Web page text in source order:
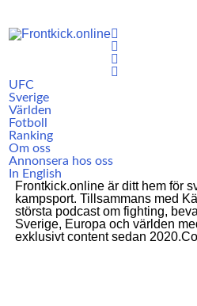
UFC
Sverige
Världen
Fotboll
Ranking
Om oss
Annonsera hos oss
In English
Frontkick.online är ditt hem för
kampsport. Tillsammans med
största podcast om fighting,
Sverige, Europa och världen
exklusivt content sedan